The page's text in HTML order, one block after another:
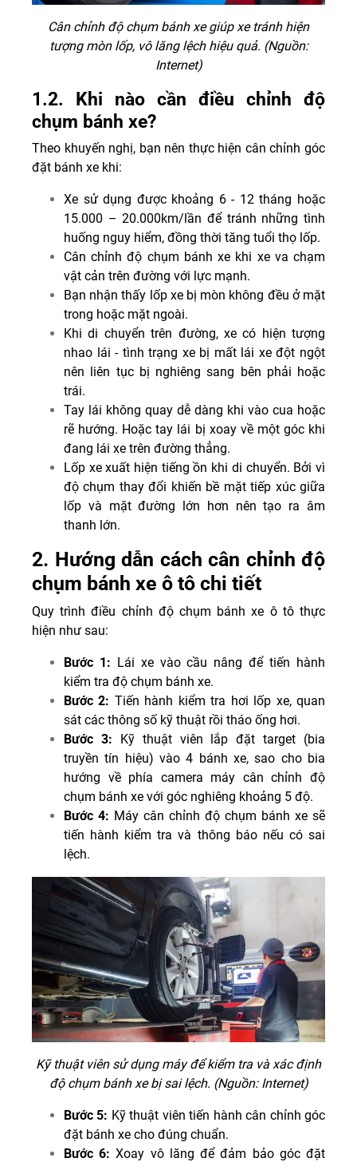
Cân chỉnh độ chụm bánh xe giúp xe tránh hiện
tượng mòn lốp, vô lăng lệch hiệu quả. (Nguồn:
Internet)
1.2. Khi nào cần điều chỉnh độ
chụm bánh xe?
Theo khuyến nghị, bạn nên thực hiện cân chỉnh góc
đặt bánh xe khi:
Xe sử dụng được khoảng 6 - 12 tháng hoặc
15.000 – 20.000km/lần để tránh những tình
huống nguy hiểm, đồng thời tăng tuổi thọ lốp.
Cân chỉnh độ chụm bánh xe khi xe va chạm
vật cản trên đường với lực mạnh.
Bạn nhận thấy lốp xe bị mòn không đều ở mặt
trong hoặc mặt ngoài.
Khi di chuyển trên đường, xe có hiện tượng
nhao lái - tình trạng xe bị mất lái xe đột ngột
nên liên tục bị nghiêng sang bên phải hoặc
trái.
Tay lái không quay dễ dàng khi vào cua hoặc
rẽ hướng. Hoặc tay lái bị xoay về một góc khi
đang lái xe trên đường thẳng.
Lốp xe xuất hiện tiếng ồn khi di chuyển. Bởi vì
độ chụm thay đổi khiến bề mặt tiếp xúc giữa
lốp và mặt đường lớn hơn nên tạo ra âm
thanh lớn.
2. Hướng dẫn cách cân chỉnh độ
chụm bánh xe ô tô chi tiết
Quy trình điều chỉnh độ chụm bánh xe ô tô thực
hiện như sau:
Bước 1: Lái xe vào cầu nâng để tiến hành
kiểm tra độ chụm bánh xe.
Bước 2: Tiến hành kiểm tra hơi lốp xe, quan
sát các thông số kỹ thuật rồi tháo ống hơi.
Bước 3: Kỹ thuật viên lắp đặt target (bia
truyền tín hiệu) vào 4 bánh xe, sao cho bia
hướng về phía camera máy cân chỉnh độ
chụm bánh xe với góc nghiêng khoảng 5 độ.
Bước 4: Máy cân chỉnh độ chụm bánh xe sẽ
tiến hành kiểm tra và thông báo nếu có sai
lệch.
Kỹ thuật viên sử dụng máy để kiểm tra và xác định
độ chụm bánh xe bị sai lệch. (Nguồn: Internet)
Bước 5: Kỹ thuật viên tiến hành cân chỉnh góc
đặt bánh xe cho đúng chuẩn.
Bước 6: Xoay vô lăng để đảm bảo góc đặt